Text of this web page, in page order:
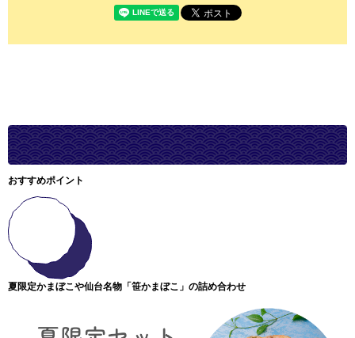
おすすめポイント
夏限定かまぼこや仙台名物「笹かまぼこ」の詰め合わせ